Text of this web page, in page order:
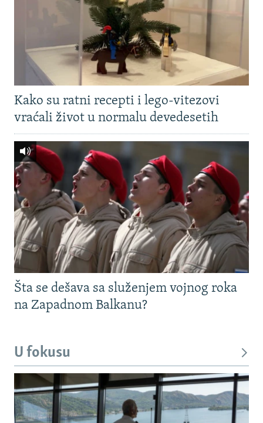
Kako su ratni recepti i lego-vitezovi
vraćali život u normalu devedesetih
Šta se dešava sa služenjem vojnog roka
na Zapadnom Balkanu?
U fokusu